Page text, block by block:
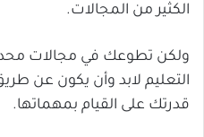
الكثير من المجالات.
ولكن تطوعك في مجالات
التعليم لابد وأن يكون عن
قدرتك على القيام بمهماتها.